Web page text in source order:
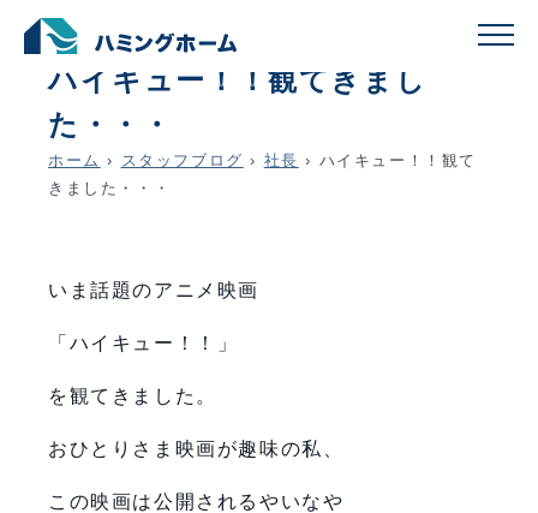
schedule
ハイキュー！！観てきまし
た・・・
ホーム › スタッフブログ › 社長 › ハイキュー！！観て
きました・・・
いま話題のアニメ映画
「ハイキュー！！」
を観てきました。
おひとりさま映画が趣味の私、
この映画は公開されるやいなや